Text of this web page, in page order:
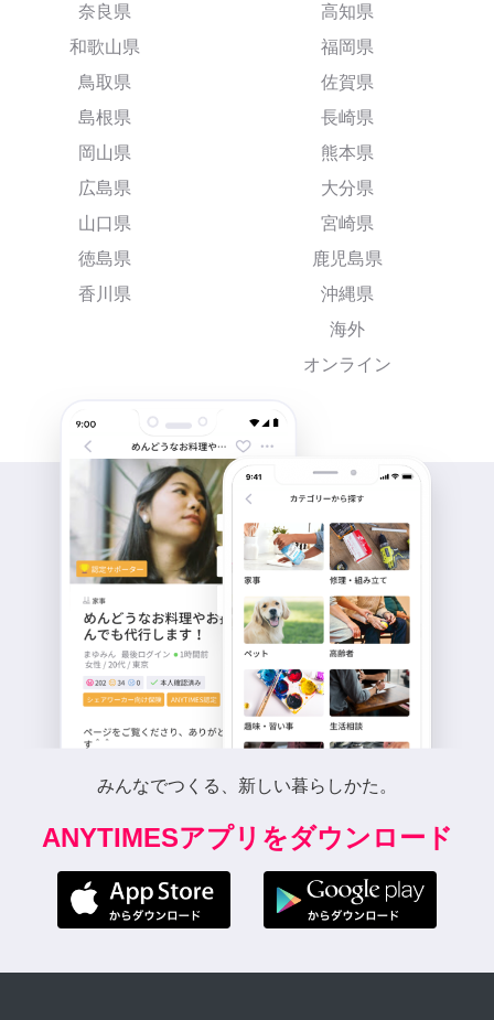
奈良県
和歌山県
鳥取県
島根県
岡山県
広島県
山口県
徳島県
香川県
高知県
福岡県
佐賀県
長崎県
熊本県
大分県
宮崎県
鹿児島県
沖縄県
海外
オンライン
みんなでつくる、新しい暮らしかた。
ANYTIMESアプリをダウンロード